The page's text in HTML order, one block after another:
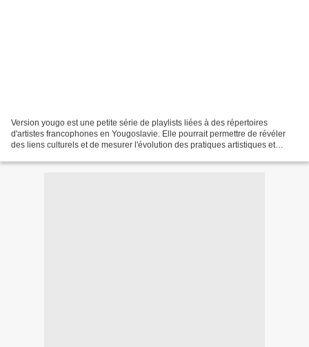
Version yougo est une petite série de playlists liées à des répertoires
d'artistes francophones en Yougoslavie. Elle pourrait permettre de révéler
des liens culturels et de mesurer l'évolution des pratiques artistiques et